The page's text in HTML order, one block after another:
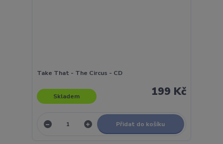
Take That - The Circus - CD
199 Kč
Skladem
Přidat do košíku